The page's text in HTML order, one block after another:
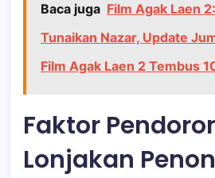
Baca juga Film Agak Laen
Tunaikan Nazar, Update
Film Agak Laen 2 Tembus
Faktor
Lonjakan